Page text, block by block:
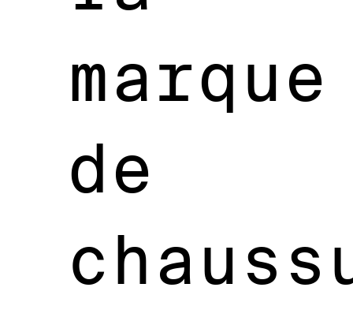
marque
de